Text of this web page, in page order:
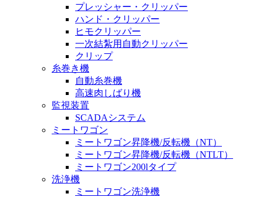
プレッシャー・クリッパー
ハンド・クリッパー
ヒモクリッパー
一次結紮用自動クリッパー
クリップ
糸巻き機
自動糸巻機
高速肉しばり機
監視装置
SCADAシステム
ミートワゴン
ミートワゴン昇降機/反転機（NT）
ミートワゴン昇降機/反転機（NTLT）
ミートワゴン200lタイプ
洗浄機
ミートワゴン洗浄機